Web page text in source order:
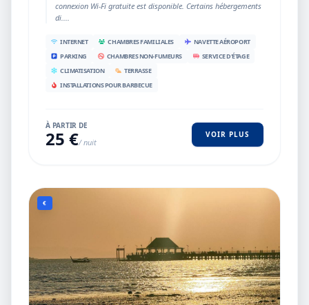
connexion Wi-Fi gratuite est disponible. Certains hébergements
di....
INTERNET CHAMBRES FAMILIALES
NAVETTE AÉROPORT
PARKING
CHAMBRES NON-FUMEURS
SERVICE D'ÉTAGE
CLIMATISATION
TERRASSE
INSTALLATIONS POUR BARBECUE
À PARTIR DE
25 €/ nuit
VOIR PLUS
€